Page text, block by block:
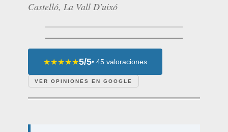
Castelló, La Vall D'uixó
★★★★★5/5• 45 valoraciones
VER OPINIONES EN GOOGLE